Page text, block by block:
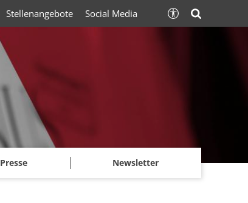
Presse Newsletter
Stellenangebote Social Media